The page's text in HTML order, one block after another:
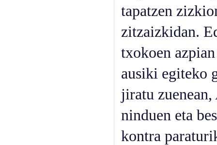
tapatzen
zitzaizkidan.
txokoen
ausiki egiteko
jiratu
ninduen eta
kontra